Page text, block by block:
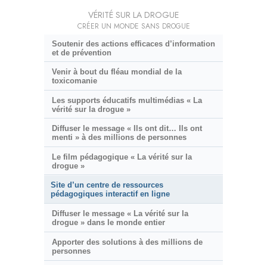
VÉRITÉ SUR LA DROGUE
CRÉER UN MONDE SANS DROGUE
Soutenir des actions efficaces d’information
et de prévention
Venir à bout du fléau mondial de la
toxicomanie
Les supports éducatifs multimédias « La
vérité sur la drogue »
Diffuser le message « Ils ont dit… Ils ont
menti » à des millions de personnes
Le film pédagogique « La vérité sur la
drogue »
Site d’un centre de ressources
pédagogiques interactif en ligne
Diffuser le message « La vérité sur la
drogue » dans le monde entier
Apporter des solutions à des millions de
personnes